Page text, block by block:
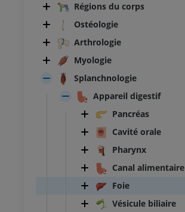
Régions du corps
Ostéologie
Arthrologie
Myologie
Splanchnologie
Appareil digestif
Pancréas
Cavité orale
Pharynx
Canal alimentaire
Foie
Vésicule biliaire